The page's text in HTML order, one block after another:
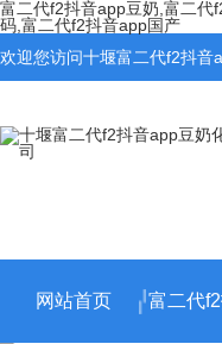
富二代f2抖音app豆奶,富二代
码,富二代f2抖音app国产
欢迎您访问十堰富二代f2抖音app
网站首页 富二代